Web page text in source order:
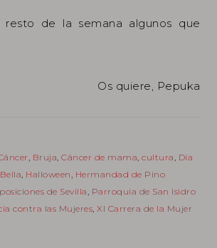
de la semana algunos que
Os quiere, Pepuka
, Bruja, Cáncer de mama, cultura, Día
, Halloween, Hermandad de Pino
de Sevilla, Parroquia de San Isidro
contra las Mujeres, XI Carrera de la Mujer